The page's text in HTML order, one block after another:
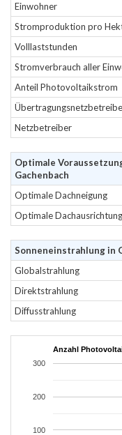
Einwohner
Stromproduktion pro
Volllaststunden
Stromverbrauch aller
Anteil Photovoltaikstrom
Netzbetreiber
Optimale
Gachenbach
Optimale Dachneigung
Optimale Dachausrichtung
Sonneneinstrahlung in
Globalstrahlung
Direktstrahlung
Diffusstrahlung
Anzahl
100
200
300